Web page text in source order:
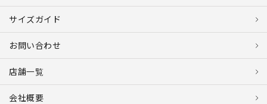
サイズガイド
お問い合わせ
店舗一覧
会社概要